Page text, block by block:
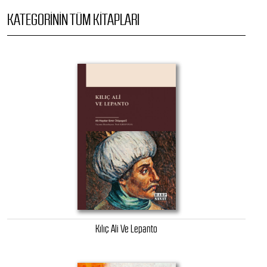
KATEGORININ TÜM KITAPLARI
Kılıç Ali Ve Lepanto